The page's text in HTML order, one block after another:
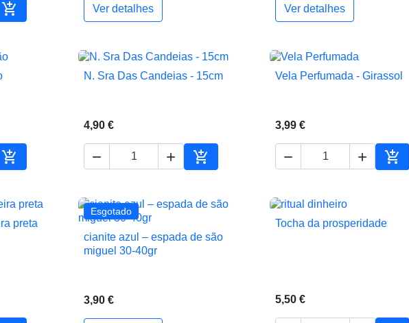

Adicionar ao carrinho
Ver detalhes Ver detalhes

Adicionar ao carrinho
 Vista rápida
N. Sra Das Candeias - 15cm
4,90 €
  
Adicionar ao carrinho
 Vista rápida
Vela Perfumada - Girassol
3,99 €
  
preta
Esgotado
 Vista rápida
cianite azul – espada de são
miguel 30-40gr
3,90 €
 Vista rápida
Tocha da prosperidade
5,50 €